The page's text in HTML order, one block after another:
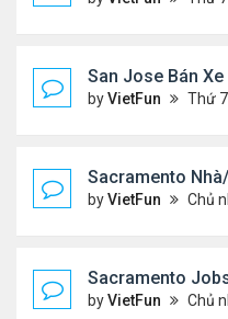
San Jose Bán Xe
byVietFun Thứ 7 Tháng 5 29,
Sacramento
byVietFun Chủ nhật Tháng 5
Sacramento
byVietFun Chủ nhật Tháng 5